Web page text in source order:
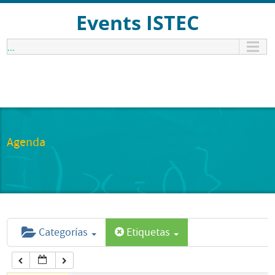
Events ISTEC
...
Agenda
Categorías Etiquetas
1:00 am
6:00 am
7:00 am